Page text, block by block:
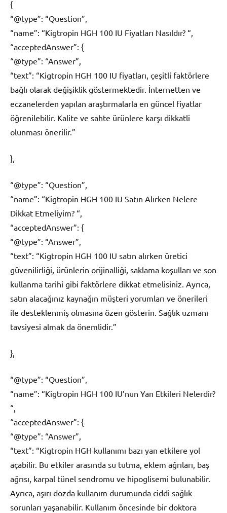
{
“@type”: “Question”,
“name”: “Kigtropin HGH 100 IU Fiyatları Nasıldır? “,
“acceptedAnswer”: {
“@type”: “Answer”,
“text”: “Kigtropin HGH 100 IU fiyatları, çeşitli faktörlere
bağlı olarak değişiklik göstermektedir. İnternetten ve
eczanelerden yapılan araştırmalarla en güncel fiyatlar
öğrenilebilir. Kalite ve sahte ürünlere karşı dikkatli
olunması önerilir.”
},
“@type”: “Question”,
“name”: “Kigtropin HGH 100 IU Satın Alırken Nelere
Dikkat Etmeliyim? “,
“acceptedAnswer”: {
“@type”: “Answer”,
“text”: “Kigtropin HGH 100 IU satın alırken üretici
güvenilirliği, ürünlerin orijinalliği, saklama koşulları ve son
kullanma tarihi gibi faktörlere dikkat etmelisiniz. Ayrıca,
satın alacağınız kaynağın müşteri yorumları ve önerileri
ile desteklenmiş olmasına özen gösterin. Sağlık uzmanı
tavsiyesi almak da önemlidir.”
},
“@type”: “Question”,
“name”: “Kigtropin HGH 100 IU’nun Yan Etkileri Nelerdir?
“,
“acceptedAnswer”: {
“@type”: “Answer”,
“text”: “Kigtropin HGH kullanımı bazı yan etkilere yol
açabilir. Bu etkiler arasında su tutma, eklem ağrıları, baş
ağrısı, karpal tünel sendromu ve hipoglisemi bulunabilir.
Ayrıca, aşırı dozda kullanım durumunda ciddi sağlık
sorunları yaşanabilir. Kullanım öncesinde bir doktora